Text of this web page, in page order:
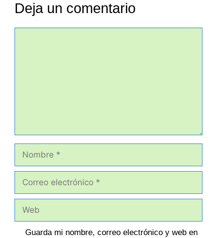
Deja un comentario
Nombre
Correo
Web
Guarda mi nombre, correo electrónico y web en